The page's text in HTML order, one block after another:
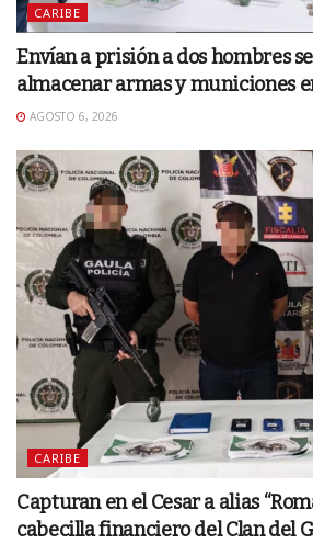
CARIBE
Envían a prisión a dos hombres
almacenar armas y municiones
AGOSTO 6, 2026
CARIBE
Capturan en el Cesar a alias
cabecilla financiero del Clan del